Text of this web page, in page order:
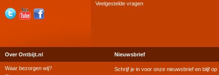
Veelgestelde vragen
Over Ontbijt.nl
Waar bezorgen wij?
Nieuwsbrief
Schrijf je in voor onze nieuwsbrief en blijf op